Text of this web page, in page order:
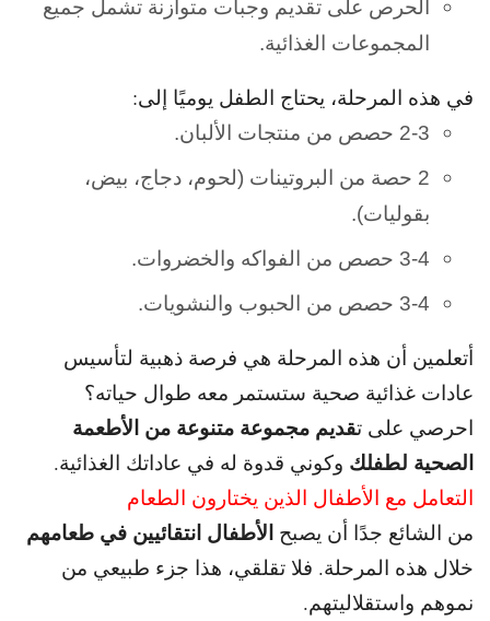
الحرص على تقديم وجبات متوازنة تشمل جميع
المجموعات الغذائية.
في هذه المرحلة، يحتاج الطفل يوميًا إلى:
2-3 حصص من منتجات الألبان.
2 حصة من البروتينات (لحوم، دجاج، بيض،
بقوليات).
3-4 حصص من الفواكه والخضروات.
3-4 حصص من الحبوب والنشويات.
أتعلمين أن هذه المرحلة هي فرصة ذهبية لتأسيس
عادات غذائية صحية ستستمر معه طوال حياته؟
احرصي على تقديم مجموعة متنوعة من الأطعمة
الصحية لطفلك وكوني قدوة له في عاداتك الغذائية.
التعامل مع الأطفال الذين يختارون الطعام
من الشائع جدًا أن يصبح الأطفال انتقائيين في طعامهم
خلال هذه المرحلة. فلا تقلقي، هذا جزء طبيعي من
نموهم واستقلاليتهم.